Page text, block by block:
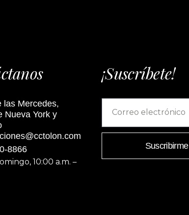
las Mercedes,
Nueva York y
8866
10:00 a.m. –
¡Suscríbete!
Suscribirme